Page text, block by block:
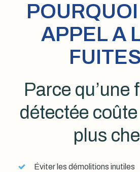
APPEL A
Parce qu’une
détectée
plus
Éviter les démolitions inutiles